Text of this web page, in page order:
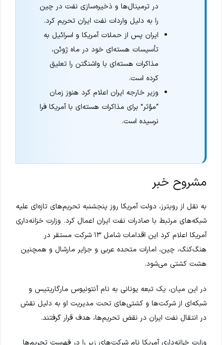
در ترمینال‌ها و ذخیره‌سازی نفت در چین
را به دلیل واردات نفت ایران تحریم کرد.
ایران پس از حملات آمریکا و اسرائیل به
تأسیسات هسته‌ای خود در ماه ژوئن،
مذاکرات هسته‌ای با واشنگتن را تعلیق
کرده است.
وزیر خارجه ایران اعلام کرد هنوز زمان
“مؤثر” برای مذاکرات هسته‌ای با آمریکا فرا
نرسیده است.
مشروح خبر
به نقل از رویترز، دولت آمریکا روز پنجشنبه تحریم‌های تازه‌ای علیه
شبکه‌های مرتبط با صادرات نفت ایران اعمال کرد. وزارت خزانه‌داری
آمریکا اعلام کرد این اقدامات شامل ۱۳ شرکت مستقر در
هنگ‌کنگ، چین، امارات متحده عربی و جزایر مارشال و همچنین
هشت کشتی می‌شود.
در این میان، یک تبعه یونانی به نام آنتونیوس مارگاریتیس و
شبکه‌ای از شرکت‌ها و کشتی‌های تحت مدیریت او به دلیل نقش
در انتقال نفت ایران در نقض تحریم‌ها، هدف قرار گرفتند.
وزارت خزانه‌داری آمریکا نام شرکت‌های زیر را در فهرست تحریم‌ها